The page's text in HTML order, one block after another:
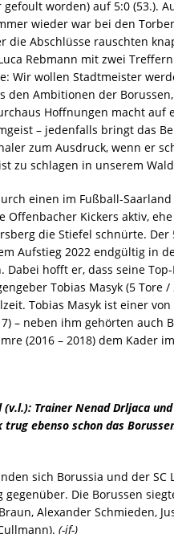
]
Neue Fan-Artikel eingetroffen!
] Nomen est omen
STARTSEITE
] Was erwartet die neue
] Zweimaliger Drei-Tore-
] 3er-Kette: Neues aus dem
] FK Pirmasens und Eintracht
] Da spielen, wo einst Stars
] Ellenfeld-Kulisse: Namen und
] Titel und Vizemeisterschaft für
]
„Ein helles Licht bei der Nacht
] Memento: Außerordentliche
] Emotionaler Saisonabschluss
] Die vier Musketiere aus dem
worden) auf 5:0 (53.).
wieder war bei den
die Abschlüsse rauschten
Rebmann mit zwei
Wir wollen Stadtmeister
den Ambitionen der
Hoffnungen macht
– jedenfalls bringt das
zum Ausdruck, wenn er
zu schlagen in unserem
einen im Fußball-
Kickers aktiv,
die Stiefel schnürte.
Aufstieg 2022 endgültig in
hofft er, dass seine
Tobias Masyk (5 Tore
Tobias Masyk ist einer
– neben ihm gehörten auch
(2016 – 2018) dem Kader
Trainer Nenad Drljaca
trug ebenso schon das
sich Borussia und der
Die Borussen
Alexander Schmieden,
(-jf-)